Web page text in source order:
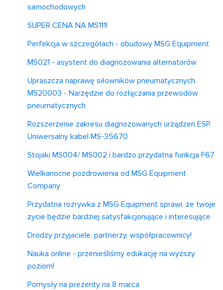
samochodowych
SUPER CENA NA MS111!
Perfekcja w szczegółach - obudowy MSG Equipment
MS021 - asystent do diagnozowania alternatorów
Upraszcza naprawę siłowników pneumatycznych.
MS20003 - Narzędzie do rozłączania przewodów
pneumatycznych
Rozszerzenie zakresu diagnozowanych urządzeń ESP.
Uniwersalny kabel MS-35670
Stojaki MS004/ MS002 i bardzo przydatna funkcja F67
Wielkanocne pozdrowienia od MSG Equipment
Company
Przydatna rozrywka z MSG Equipment sprawi, że twoje
życie będzie bardziej satysfakcjonujące i interesujące
Drodzy przyjaciele, partnerzy, współpracownicy!
Nauka online - przenieśliśmy edukację na wyższy
poziom!
Pomysły na prezenty na 8 marca